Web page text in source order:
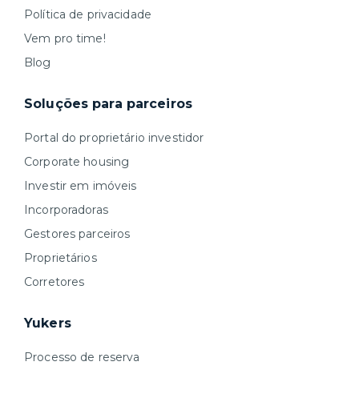
Política de privacidade
Vem pro time!
Blog
Soluções para parceiros
Portal do proprietário investidor
Corporate housing
Investir em imóveis
Incorporadoras
Gestores parceiros
Proprietários
Corretores
Yukers
Processo de reserva